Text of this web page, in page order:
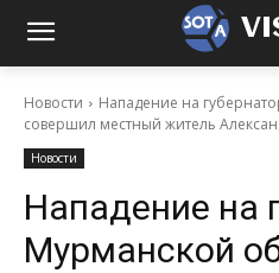
Новости
Нападение на
совершил местный житель
Новости
Нападение на
Мурманской